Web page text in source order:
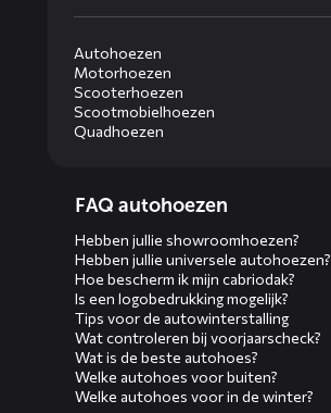
Autohoezen
Motorhoezen
Scooterhoezen
Scootmobielhoezen
Quadhoezen
menusFAQ autohoezen
Hebben jullie showroomhoezen?
Hebben jullie universele autohoezen?
Hoe bescherm ik mijn cabriodak?
Is een logobedrukking mogelijk?
Tips voor de autowinterstalling
Wat controleren bij voorjaarscheck?
Wat is de beste autohoes?
Welke autohoes voor buiten?
Welke autohoes voor in de winter?